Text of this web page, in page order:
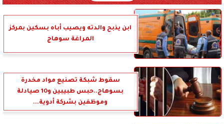
ابن يذبح والدته ويصيب أباه بسكين بمركز
المراغة سوهاج
سقوط شبكة تصنيع مواد مخدرة
بسوهاج..حبس طبيبين و10 صيادلة
وموظفين بشركة أدوية...